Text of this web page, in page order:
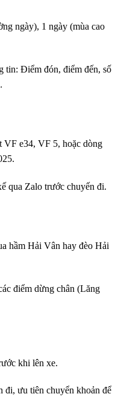
ngày), 1 ngày (mùa cao
tin: Điểm đón, điểm đến, số
VF e34, VF 5, hoặc dòng
qua Zalo trước chuyến đi.
hầm Hải Vân hay đèo Hải
điểm dừng chân (Lăng
khi lên xe.
đi, ưu tiên chuyển khoản để